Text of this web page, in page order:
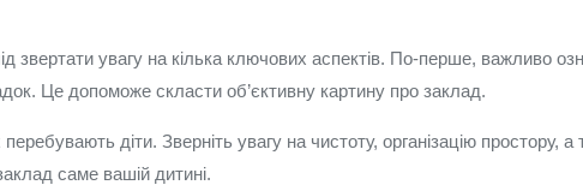
звертати увагу на кілька ключових аспектів. По-перше, важливо
Це допоможе скласти об’єктивну картину про заклад.
діти. Зверніть увагу на чистоту, організацію простору,
саме вашій дитині.